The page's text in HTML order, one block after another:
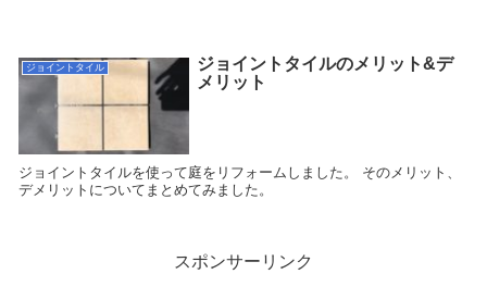
ジョイントタイル
ジョイントタイルのメリット&デ
メリット
ジョイントタイルを使って庭をリフォームしました。 そのメリット、
デメリットについてまとめてみました。
スポンサーリンク